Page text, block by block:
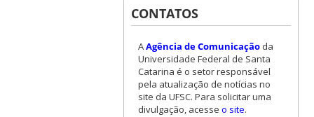
CONTATOS
AAgência de Comunicaçãoda
Universidade Federal de Santa
Catarina é o setor responsável
pela atualização de notícias no
site da UFSC. Para solicitar uma
divulgação, acesse o site.